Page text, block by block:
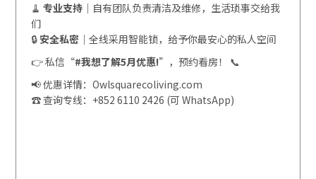
🧹 专业支持｜自有团队负责清洁及维修，生活琐事交给我
们
🔒安全私密｜全线采用智能锁，给予你最安心的私人空间
👉 私信“#我想了解5月优惠!”，预约看房！ 📞
📢 优惠详情：Owlsquarecoliving.com
☎️ 查询专线：+852 6110 2426 (可 WhatsApp)